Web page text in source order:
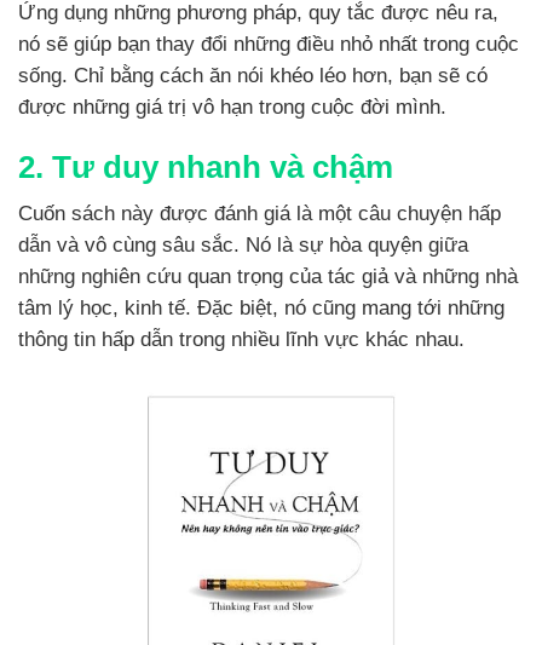
Ứng dụng những phương pháp, quy tắc được nêu ra,
nó sẽ giúp bạn thay đổi những điều nhỏ nhất trong cuộc
sống. Chỉ bằng cách ăn nói khéo léo hơn, bạn sẽ có
được những giá trị vô hạn trong cuộc đời mình.
2. Tư duy nhanh và chậm
Cuốn sách này được đánh giá là một câu chuyện hấp
dẫn và vô cùng sâu sắc. Nó là sự hòa quyện giữa
những nghiên cứu quan trọng của tác giả và những nhà
tâm lý học, kinh tế. Đặc biệt, nó cũng mang tới những
thông tin hấp dẫn trong nhiều lĩnh vực khác nhau.